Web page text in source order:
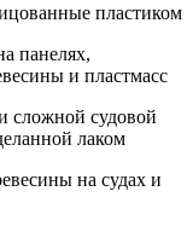
пластиком
панелях,
и пластмасс
сложной судовой
лаком
на судах и